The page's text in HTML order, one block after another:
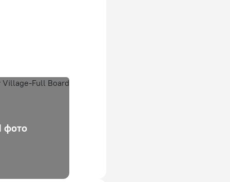
фото